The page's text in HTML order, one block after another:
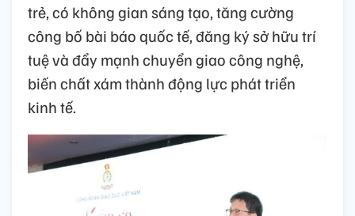
trẻ, có không gian sáng tạo, tăng cường
công bố bài báo quốc tế, đăng ký sở hữu trí
tuệ và đẩy mạnh chuyển giao công nghệ,
biến chất xám thành động lực phát triển
kinh tế.